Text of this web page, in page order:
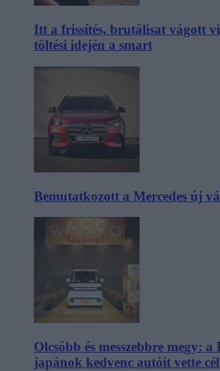
Itt a frissítés, brutálisat vágott
töltési idején a smart
Bemutatkozott a Mercedes új
Olcsóbb és messzebbre megy: a
japánok kedvenc autóit vette